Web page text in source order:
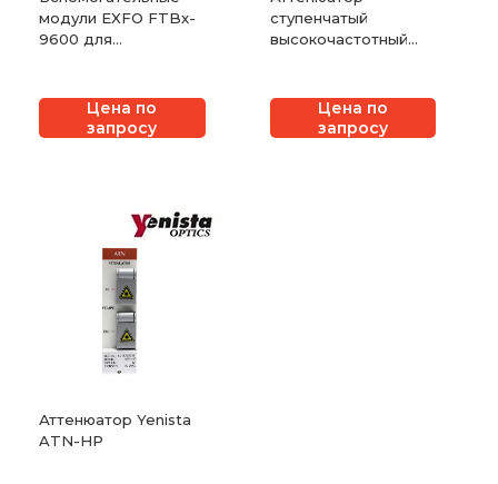
модули EXFO FTBx-
9600 для
Цена по
запросу
ступенчатый
высокочастотный
Цена по
запросу
Аттенюатор Yenista
ATN-HP